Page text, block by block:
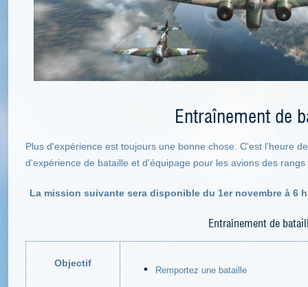
Entraînement de
Plus d'expérience est toujours une bonne chose. C'est l'heure
d'expérience de bataille et d'équipage pour les avions des rangs
La mission suivante sera disponible du 1er novembre à 6
Entraînement de
Objectif
Remportez une bataille